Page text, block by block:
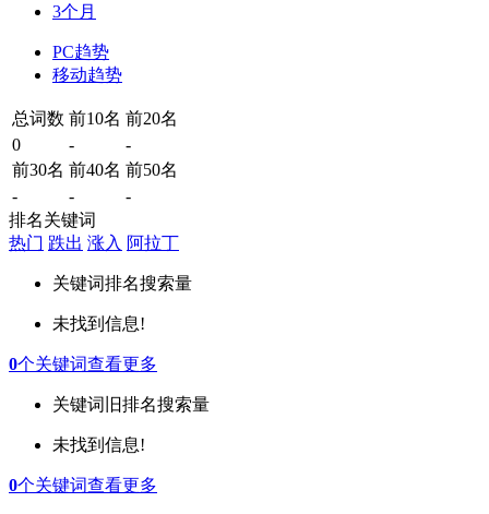
3个月
PC趋势
移动趋势
总词数 前10名 前20名
0
-
-
前30名 前40名 前50名
-
-
-
排名关键词
热门 跌出 涨入 阿拉丁
关键词排名搜索量
未找到信息!
0个关键词查看更多
关键词 旧排名搜索量
未找到信息!
0个关键词查看更多